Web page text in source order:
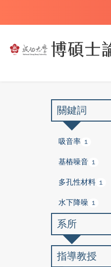
關鍵詞
吸音率 1
基樁噪音 1
多孔性材料 1
水下降噪 1
系所
指導教授